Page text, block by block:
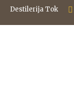
Destilerija Tok